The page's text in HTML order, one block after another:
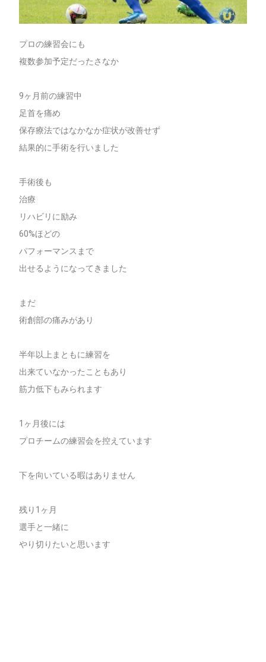
プロの練習会にも
複数参加予定だったさなか
9ヶ月前の練習中
足首を痛め
保存療法ではなかなか症状が改善せず
結果的に手術を行いました
手術後も
治療
リハビリに励み
60%ほどの
パフォーマンスまで
出せるようになってきました
まだ
術創部の痛みがあり
半年以上まともに練習を
出来ていなかったこともあり
筋力低下もみられます
1ヶ月後には
プロチームの練習会を控えています
下を向いている暇はありません
残り1ヶ月
選手と一緒に
やり切りたいと思います